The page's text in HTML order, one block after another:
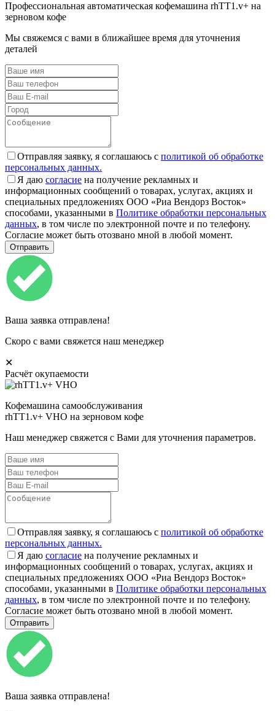
Профессиональная автоматическая кофемашина rhTT1.v+ на
зерновом кофе
Мы свяжемся с вами в ближайшее время для уточнения
деталей
Отправляя заявку, я соглашаюсь с политикой об обработке
персональных данных.
Я даю согласие на получение рекламных и
информационных сообщений о товарах, услугах, акциях и
специальных предложениях ООО «Риа Вендорз Восток»
способами, указанными в Политике обработки персональных
данных, в том числе по электронной почте и по телефону.
Согласие может быть отозвано мной в любой момент.
Ваша заявка отправлена!
Скоро с вами свяжется наш менеджер
✕
Расчёт окупаемости
Кофемашина самообслуживания
rhTT1.v+ VHO на зерновом кофе
Наш менеджер свяжется с Вами для уточнения параметров.
Отправляя заявку, я соглашаюсь с политикой об обработке
персональных данных.
Я даю согласие на получение рекламных и
информационных сообщений о товарах, услугах, акциях и
специальных предложениях ООО «Риа Вендорз Восток»
способами, указанными в Политике обработки персональных
данных, в том числе по электронной почте и по телефону.
Согласие может быть отозвано мной в любой момент.
Ваша заявка отправлена!